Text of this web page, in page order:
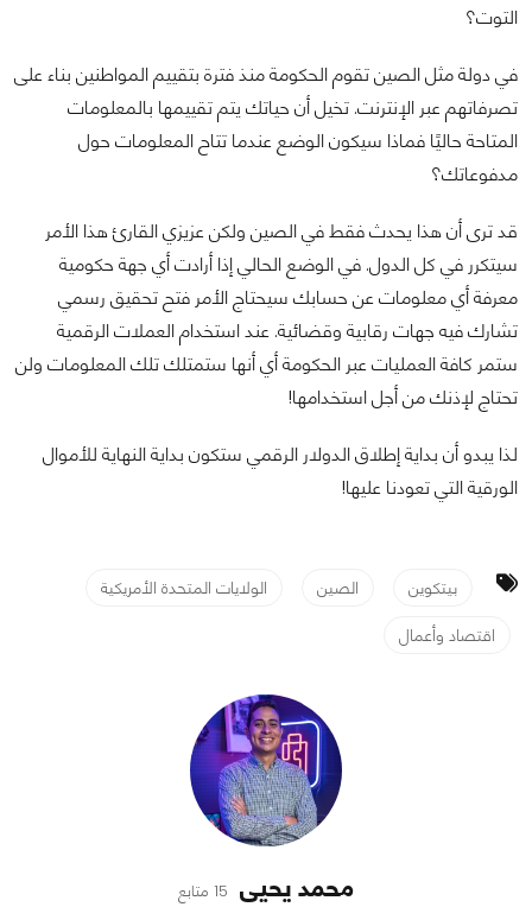
التوت؟
في دولة مثل الصين تقوم الحكومة منذ فترة بتقييم المواطنين بناء على
تصرفاتهم عبر الإنترنت. تخيل أن حياتك يتم تقييمها بالمعلومات
المتاحة حاليًا فماذا سيكون الوضع عندما تتاح المعلومات حول
مدفوعاتك؟
قد ترى أن هذا يحدث فقط في الصين ولكن عزيزي القارئ هذا الأمر
سيتكرر في كل الدول. في الوضع الحالي إذا أرادت أي جهة حكومية
معرفة أي معلومات عن حسابك سيحتاج الأمر فتح تحقيق رسمي
تشارك فيه جهات رقابية وقضائية. عند استخدام العملات الرقمية
ستمر كافة العمليات عبر الحكومة أي أنها ستمتلك تلك المعلومات ولن
تحتاج لإذنك من أجل استخدامها!
لذا يبدو أن بداية إطلاق الدولار الرقمي ستكون بداية النهاية للأموال
الورقية التي تعودنا عليها!
بيتكوين الصين
الولايات المتحدة الأمريكية
اقتصاد وأعمال
محمد يحيى 15 متابع